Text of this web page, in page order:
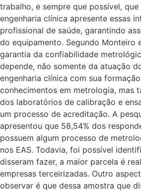
trabalho, e sempre que possível,
engenharia clínica apresente essas
profissional de saúde, garantindo
do equipamento. Segundo Monteiro
garantia da confiabilidade
depende, não somente da atuação
engenharia clínica com sua
conhecimentos em metrologia, mas
dos laboratórios de calibração e
um processo de acreditação. A
apresentou que 58,54% dos
possuem algum processo de
nos EAS. Todavia, foi possível
disseram fazer, a maior parcela é
empresas terceirizadas. Outro
observar é que dessa amostra que